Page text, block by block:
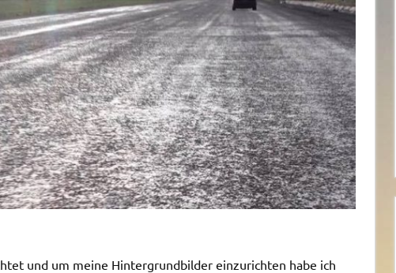
und um meine Hintergrundbilder einzurichten habe ich